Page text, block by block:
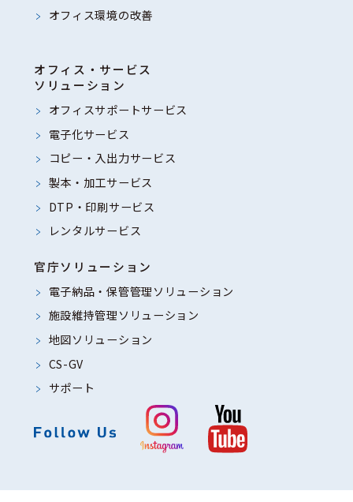
オフィス環境の改善
オフィス・サービス
ソリューション
オフィスサポートサービス
電子化サービス
コピー・入出力サービス
製本・加工サービス
DTP・印刷サービス
レンタルサービス
官庁ソリューション
電子納品・保管管理ソリューション
施設維持管理ソリューション
地図ソリューション
CS-GV
サポート